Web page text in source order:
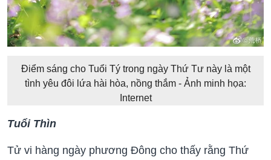
Điểm sáng cho Tuổi Tý trong ngày Thứ Tư này là một
tình yêu đôi lứa hài hòa, nồng thắm - Ảnh minh họa:
Internet
Tuổi Thìn
Tử vi hàng ngày phương Đông cho thấy rằng Thứ